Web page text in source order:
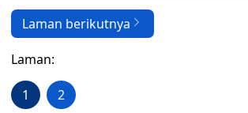
Laman berikutnya
Laman:
1 2